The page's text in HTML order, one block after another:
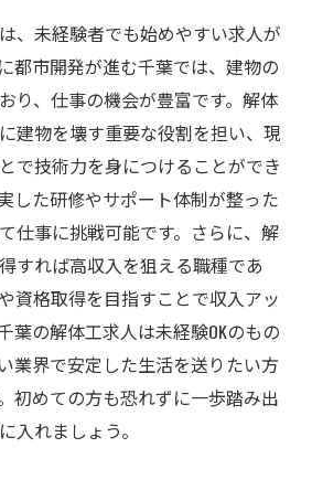
ーリー
情報まとめ！未経験者向けの最
イント
を目指そう！千葉県の求人と
できる理由
、未経験者でも始めやすい求人が
都市開発が進む千葉では、建物の
り、仕事の機会が豊富です。解体
建物を壊す重要な役割を担い、現
で技術力を身につけることができ
した研修やサポート体制が整った
仕事に挑戦可能です。さらに、解
すれば高収入を狙える職種であ
資格取得を目指すことで収入アッ
葉の解体工求人は未経験OKのもの
業界で安定した生活を送りたい方
初めての方も恐れずに一歩踏み出
入れましょう。